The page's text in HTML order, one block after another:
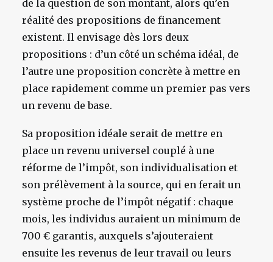
de la question de son montant, alors qu’en
réalité des propositions de financement
existent. Il envisage dès lors deux
propositions : d’un côté un schéma idéal, de
l’autre une proposition concrète à mettre en
place rapidement comme un premier pas vers
un revenu de base.
Sa proposition idéale serait de mettre en
place un revenu universel couplé à une
réforme de l’impôt, son individualisation et
son prélèvement à la source, qui en ferait un
système proche de l’impôt négatif : chaque
mois, les individus auraient un minimum de
700 € garantis, auxquels s’ajouteraient
ensuite les revenus de leur travail ou leurs